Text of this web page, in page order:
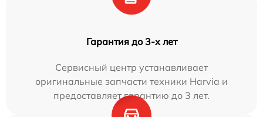
Гарантия до 3-х лет
Сервисный центр устанавливает
оригинальные запчасти техники Harvia и
предоставляет гарантию до 3 лет.